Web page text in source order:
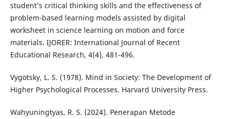
student’s critical thinking skills and the effectiveness of
problem-based learning models assisted by digital
worksheet in science learning on motion and force
materials. IJORER: International Journal of Recent
Educational Research, 4(4), 481-496.
Vygotsky, L. S. (1978). Mind in Society: The Development of
Higher Psychological Processes. Harvard University Press.
Wahyuningtyas, R. S. (2024). Penerapan Metode